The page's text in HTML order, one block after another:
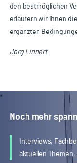
den bestmöglichen
erläutern wir Ihnen
ergänzten
Jörg Linnert
Noch mehr
Interviews,
aktuellen Themen,